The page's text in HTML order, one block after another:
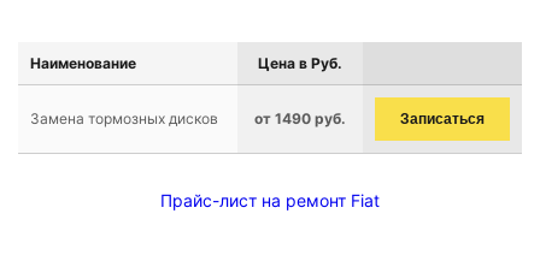
Наименование Цена в Руб.
Замена тормозных дисков от 1490 руб. Записаться
Прайс-лист на ремонт Fiat